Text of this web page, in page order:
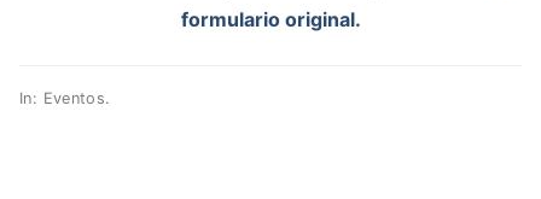
formulario original.
In: Eventos.